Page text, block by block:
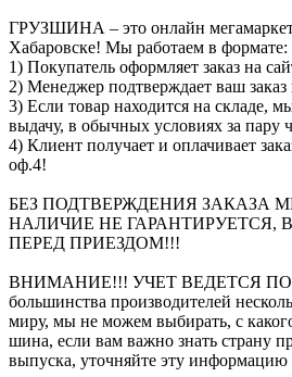
ГРУЗШИНА – это онлайн
Хабаровске! Мы работаем в формате:
1) Покупатель оформляет заказ на
2) Менеджер подтверждает ваш заказ
3) Если товар находится на складе,
выдачу, в обычных условиях за пару
4) Клиент получает и оплачивает
оф.4!
БЕЗ ПОДТВЕРЖДЕНИЯ ЗАКАЗА
НАЛИЧИЕ НЕ ГАРАНТИРУЕТСЯ,
ПЕРЕД ПРИЕЗДОМ!!!
ВНИМАНИЕ!!! УЧЕТ ВЕДЕТСЯ
большинства производителей
миру, мы не можем выбирать, с
шина, если вам важно знать страну
выпуска, уточняйте эту информацию